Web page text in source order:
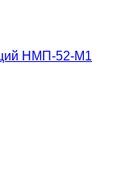
НМП-52-М1